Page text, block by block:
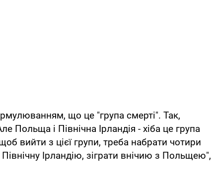
що це "група смерті". Так,
Польща і Північна Ірландія - хіба це група
вийти з цієї групи, треба набрати чотири
Ірландію, зіграти внічию з Польщею",